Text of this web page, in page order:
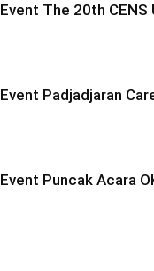
Event The 20th CENS
Event Padjadjaran
Event Puncak Acara